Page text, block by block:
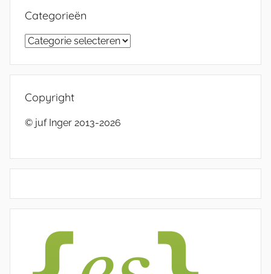
Categorieën
Categorieën
Copyright
© juf Inger 2013-2026